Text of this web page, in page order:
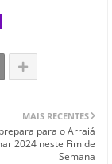
MAIS RECENTES
para o Arraiá
2024 neste Fim de
Semana